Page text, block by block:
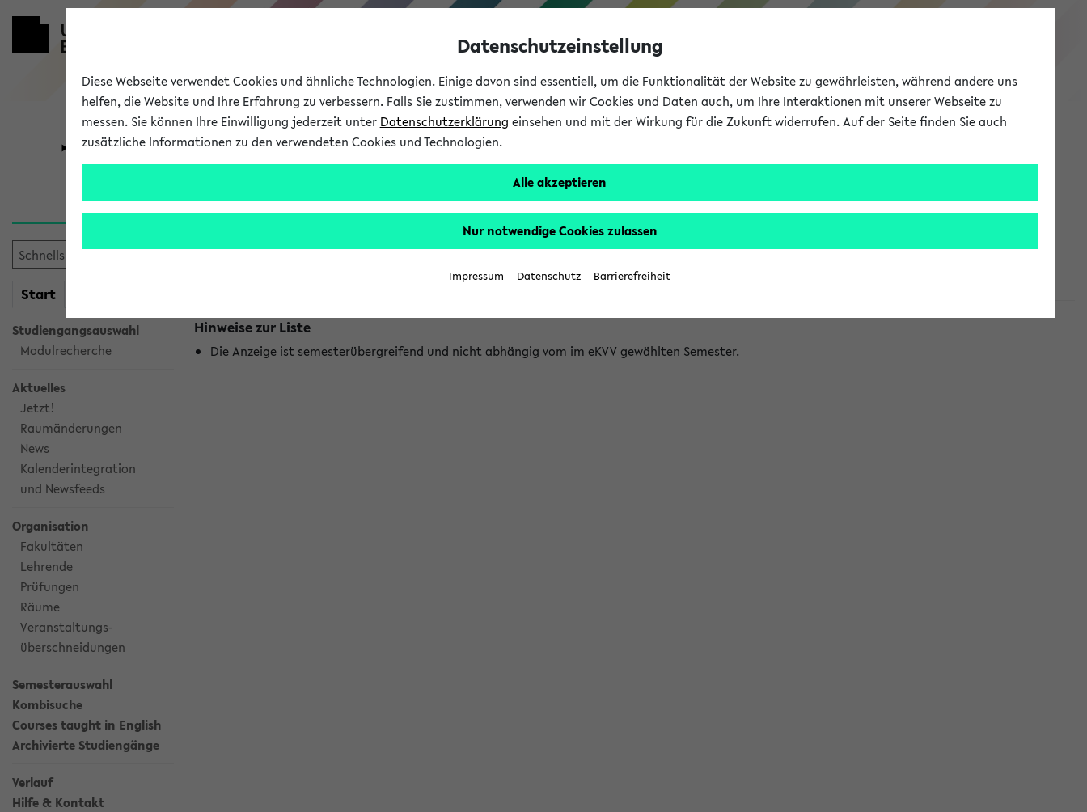
eKVV
Universität Forschung Studium
Start
Studiengangsauswahl
Modulrecherche
Aktuelles
Jetzt!
Raumänderungen
News
Kalenderintegration
und Newsfeeds
Organisation
Fakultäten
Lehrende
Prüfungen
Räume
Veranstaltungs-
überschneidungen
Semesterauswahl
Kombisuche
Courses taught in English
Archivierte Studiengänge
Verlauf
Hilfe & Kontakt
Jetzt und in Kürze stattfindende Veranstaltungen
Hinweise zur Liste
Die Anzeige ist semesterübergreifend und nicht abhängig vom im eKVV gewählten Semester.
Datenschutzeinstellung
Diese Webseite verwendet Cookies und ähnliche Technologien. Einige davon sind essentiell, um die Funktionalität der Website zu gewährleisten, während andere uns
helfen, die Website und Ihre Erfahrung zu verbessern. Falls Sie zustimmen, verwenden wir Cookies und Daten auch, um Ihre Interaktionen mit unserer Webseite zu
messen. Sie können Ihre Einwilligung jederzeit unter Datenschutzerklärung einsehen und mit der Wirkung für die Zukunft widerrufen. Auf der Seite finden Sie auch
zusätzliche Informationen zu den verwendeten Cookies und Technologien.
Alle akzeptieren
Nur notwendige Cookies zulassen
Impressum Datenschutz Barrierefreiheit